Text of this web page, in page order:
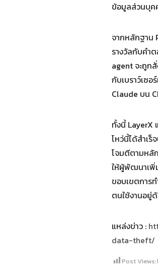
ข้อมูลส่วนบุค
จากหลักฐาน
รางวัลกับคำ
agent จะถูก
กับเบราว์เซ
Claude บน
ทั้งนี้ LayerX
โหว่นี้ได้สำเ
โจมตีตามหลั
ให้ผู้พัฒนาเพิ่
ขอบเขตการ
ตนใช้งานอยู่
แหล่งข่าว :
data-theft/
Post Views: